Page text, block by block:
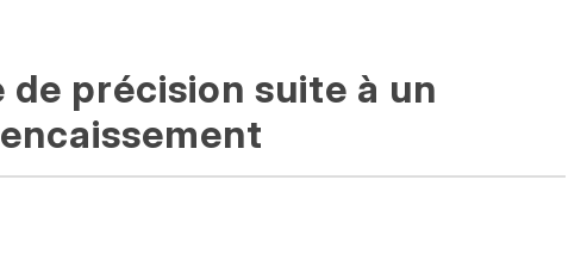
de précision suite à un
encaissement